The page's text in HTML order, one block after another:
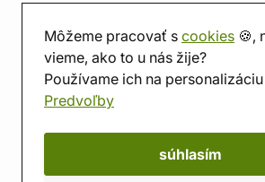
Môžeme pracovať s cookies 🍪,
vieme, ako to u nás žije?
Používame ich na
Predvoľby
súhlasím
Predajňa
Herňa
O nás
Hodnotenie obchodu